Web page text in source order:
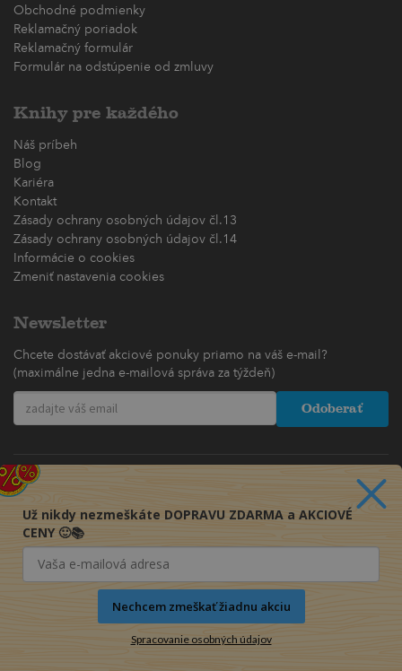
Obchodné podmienky
Reklamačný poriadok
Reklamačný formulár
Formulár na odstúpenie od zmluvy
Knihy pre každého
Náš príbeh
Blog
Kariéra
Kontakt
Zásady ochrany osobných údajov čl.13
Zásady ochrany osobných údajov čl.14
Informácie o cookies
Zmeniť nastavenia cookies
Newsletter
Chcete dostávať akciové ponuky priamo na váš e-mail?
(maximálne jedna e-mailová správa za týždeň)
Odoberať
Už nikdy nezmeškáte DOPRAVU ZDARMA a AKCIOVÉ
CENY 🙂📚
Nechcem zmeškať žiadnu akciu
Spracovanie osobných údajov